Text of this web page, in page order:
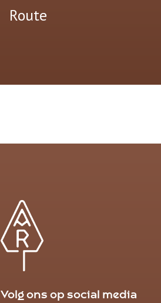
Route
Volg ons op social media